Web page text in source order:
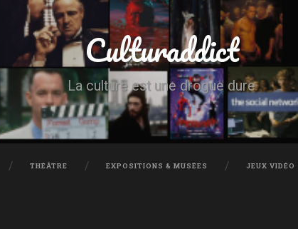
Culturaddict
La culture est une drogue dure
THÉÂTRE EXPOSITIONS & MUSÉES JEUX VIDÉO